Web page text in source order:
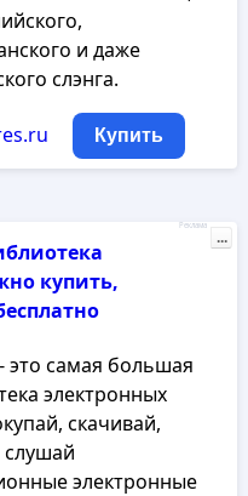
и даже
слэнга.
Купить
купить,
это самая большая
электронных
скачивай,
слушай
электронные
Реклама
...